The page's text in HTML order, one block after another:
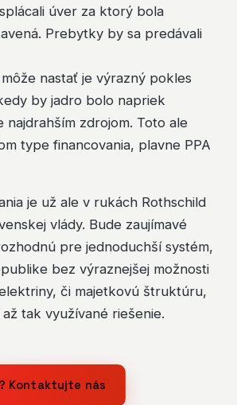
úver za ktorý bola
Prebytky by sa predávali
nastať je výrazný pokles
by jadro bolo napriek
najdrahším zdrojom. Toto ale
type financovania, plavne PPA
je už ale v rukách Rothschild
vlády. Bude zaujímavé
pre jednoduchší systém,
bez výraznejšej možnosti
či majetkovú štruktúru,
tak využívané riešenie.
Kontaktujte nás